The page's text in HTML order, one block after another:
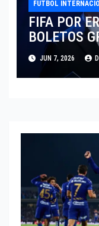
FUTBOL
FIFA POR
BOLETOS
COBRO.
JUN 7, 2026